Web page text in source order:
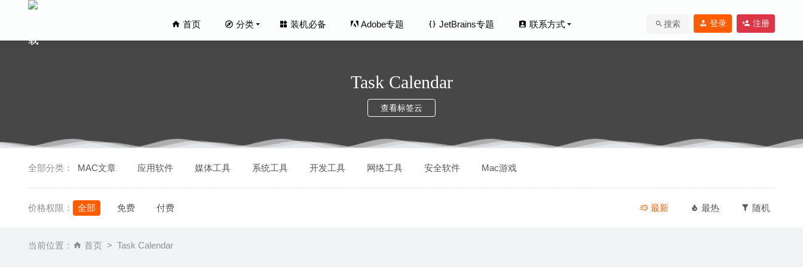
首页 分类 装机必备 Adobe专题 JetBrains专题 联系方式 搜索 登录 注册
Task Calendar
查看标签云
全部分类： MAC文章 应用软件 媒体工具 系统工具 开发工具 网络工具 安全软件 Mac游戏
价格权限： 全部 免费 付费 最新 最热 随机
当前位置： 首页 Task Calendar